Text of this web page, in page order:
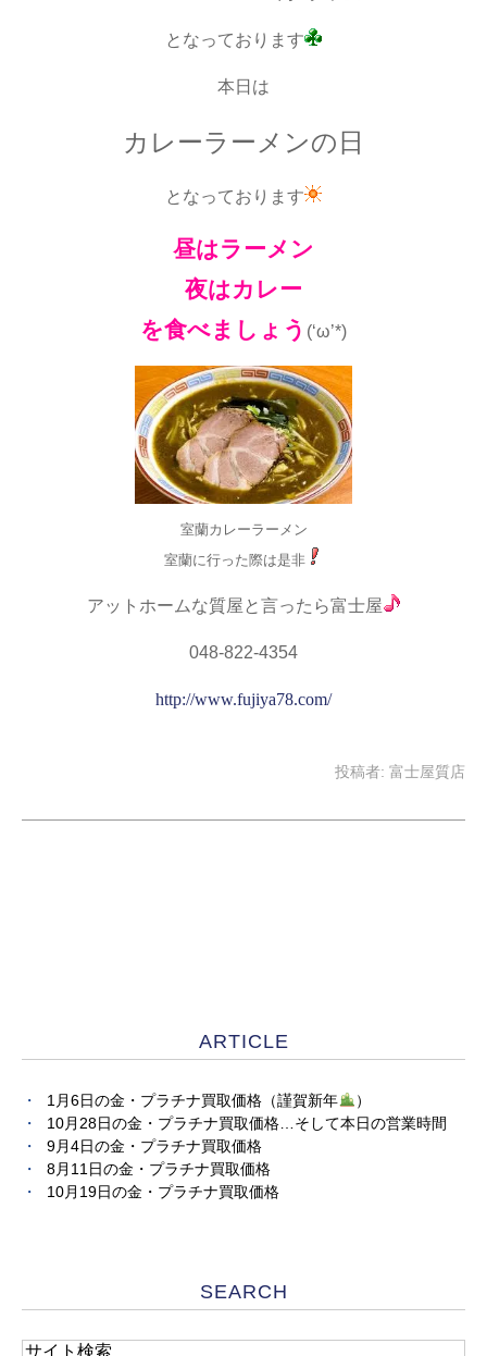
となっております
本日は
カレーラーメンの日
となっております
昼はラーメン
夜はカレー
を食べましょう (‘ω’*)
室蘭カレーラーメン
室蘭に行った際は是非
アットホームな質屋と言ったら富士屋
048-822-4354
http://www.fujiya78.com/
投稿者: 富士屋質店
ARTICLE
1月6日の金・プラチナ買取価格（謹賀新年
）
10月28日の金・プラチナ買取価格…そして本日の営業時間
9月4日の金・プラチナ買取価格
8月11日の金・プラチナ買取価格
10月19日の金・プラチナ買取価格
SEARCH